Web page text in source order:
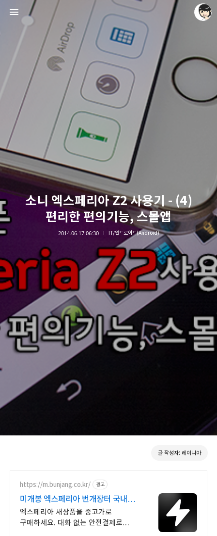
소니 엑스페리아 Z2 사용기 - (4)
편리한 편의기능, 스몰앱
2014.06.17 06:30 IT/안드로이드(Android)
글 작성자: 레이니아
https://m.bunjang.co.kr/ 광고
미개봉 엑스페리아 번개장터 국내
최대 브랜드 중고거래
엑스페리아 새상품을 중고가로
구매하세요. 대화 없는 안전결제로
레이니아
레이니아